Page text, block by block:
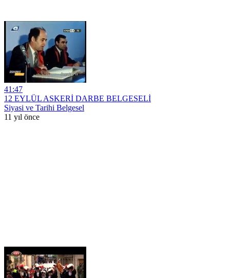
41:47
12 EYLÜL ASKERİ DARBE BELGESELİ
Siyasi ve Tarihi Belgesel
11 yıl önce